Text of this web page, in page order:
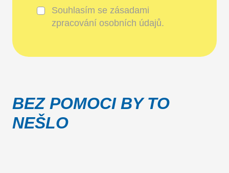
Souhlasím se zásadami
zpracování osobních údajů.
BEZ POMOCI BY TO
NEŠLO